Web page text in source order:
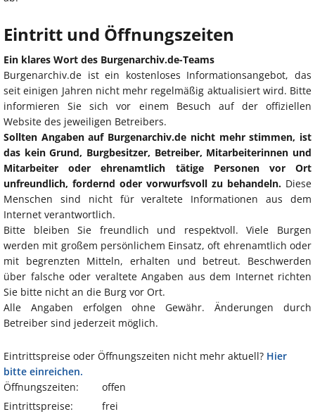
Eintritt und Öffnungszeiten
Ein klares Wort des Burgenarchiv.de-Teams
Burgenarchiv.de ist ein kostenloses Informationsangebot, das
seit einigen Jahren nicht mehr regelmäßig aktualisiert wird. Bitte
informieren Sie sich vor einem Besuch auf der offiziellen
Website des jeweiligen Betreibers.
Sollten Angaben auf Burgenarchiv.de nicht mehr stimmen, ist
das kein Grund, Burgbesitzer, Betreiber, Mitarbeiterinnen und
Mitarbeiter oder ehrenamtlich tätige Personen vor Ort
unfreundlich, fordernd oder vorwurfsvoll zu behandeln. Diese
Menschen sind nicht für veraltete Informationen aus dem
Internet verantwortlich.
Bitte bleiben Sie freundlich und respektvoll. Viele Burgen
werden mit großem persönlichem Einsatz, oft ehrenamtlich oder
mit begrenzten Mitteln, erhalten und betreut. Beschwerden
über falsche oder veraltete Angaben aus dem Internet richten
Sie bitte nicht an die Burg vor Ort.
Alle Angaben erfolgen ohne Gewähr. Änderungen durch
Betreiber sind jederzeit möglich.
Eintrittspreise oder Öffnungszeiten nicht mehr aktuell? Hier
bitte einreichen.
Öffnungszeiten:
offen
Eintrittspreise:
frei